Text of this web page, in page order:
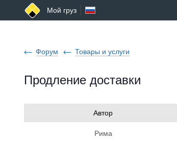
Мой груз
Форум Товары и услуги
Продление доставки
Автор
Рима